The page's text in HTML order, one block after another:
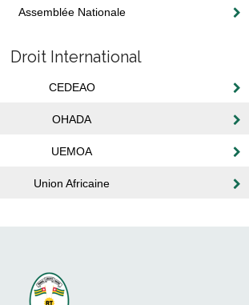
Assemblée Nationale
Droit International
CEDEAO
OHADA
UEMOA
Union Africaine